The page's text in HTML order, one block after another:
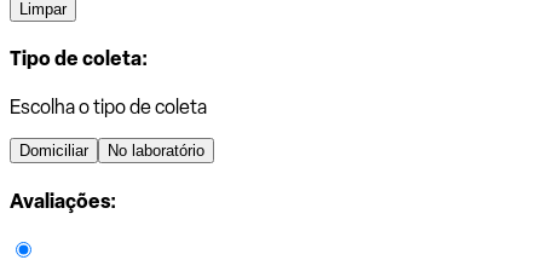
Limpar
Tipo de coleta:
Escolha o tipo de coleta
Domiciliar No laboratório
Avaliações: